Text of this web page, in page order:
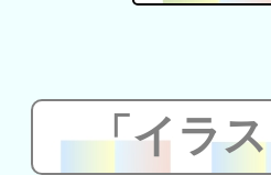
「イラス